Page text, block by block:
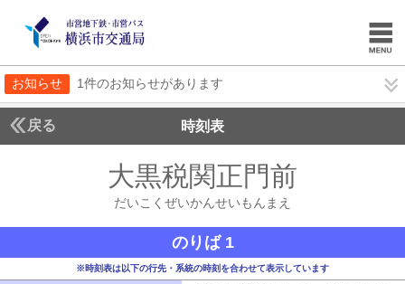
お知らせ 1件のお知らせがあります
戻る 時刻表
大黒税関正門前
だいこくぜいかんせいもんまえ
のりば 1
※時刻表は以下の行先・系統の時刻を合わせて表示しています